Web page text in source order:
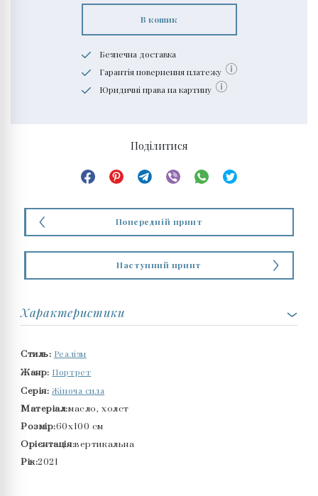
В кошик
Безпечна доставка
Гарантія повернення платежу
Юридичні права на картину
Поділитися
Попередній принт
Наступний принт
Характеристики
Стиль: Реалізм
Жанр: Портрет
Серія: Жіноча сила
Матеріал:масло, холст
Розмір:60x100 см
Орієнтація:вертикальна
Рік:2021